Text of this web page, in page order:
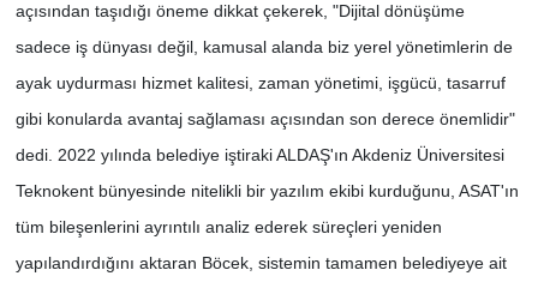
açısından taşıdığı öneme dikkat çekerek, "Dijital dönüşüme
sadece iş dünyası değil, kamusal alanda biz yerel yönetimlerin de
ayak uydurması hizmet kalitesi, zaman yönetimi, işgücü, tasarruf
gibi konularda avantaj sağlaması açısından son derece önemlidir"
dedi. 2022 yılında belediye iştiraki ALDAŞ'ın Akdeniz Üniversitesi
Teknokent bünyesinde nitelikli bir yazılım ekibi kurduğunu, ASAT'ın
tüm bileşenlerini ayrıntılı analiz ederek süreçleri yeniden
yapılandırdığını aktaran Böcek, sistemin tamamen belediyeye ait